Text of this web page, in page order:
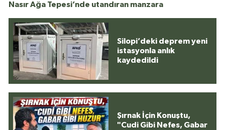
Nasır Ağa Tepesi’nde utandıran manzara
Silopi’deki deprem yeni
istasyonla anlık
kaydedildi
Şırnak İçin Konuştu,
"Cudi Gibi Nefes, Gabar